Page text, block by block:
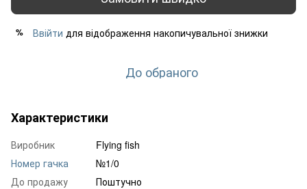
% Ввійти для відображення накопичувальної знижки
До обраного
Характеристики
Виробник
Flying fish
Номер гачка
№1/0
До продажу
Поштучно